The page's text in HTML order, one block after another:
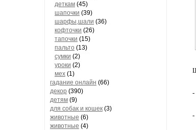
деткам (45)
шапочки (39)
шарфы,шали (36)
кофточки (26)
тапочки (15)
пальто (13)
сумки (2)
уроки (2)
мех (1)
гадание онлайн (66)
декор (390)
детям (9)
для собак и кошек (3)
животные (6)
животные (4)
-
-